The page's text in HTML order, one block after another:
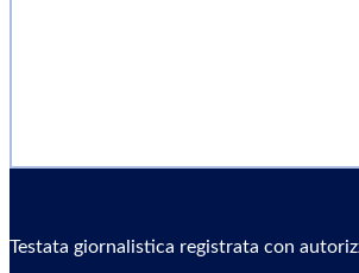
Testata giornalistica registrata con